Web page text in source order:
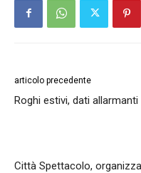
articolo precedente
Roghi estivi, dati allarmanti
Città Spettacolo,